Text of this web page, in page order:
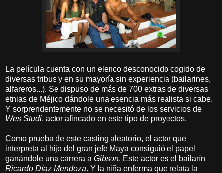
La película cuenta con un elenco desconocido cogido de
diversas tribus y en su mayoría sin experiencia (bailarines,
alfareros...). Se dispuso de más de 700 extras de diversas
etnias de Méjico dándole una esencia más realista si cabe.
Y sorprendentemente no se necesitó de los servicios de
Wes Studi, actor afincado en este tipo de proyectos.
Como prueba de este casting aleatorio, el actor que
interpreta al hijo del gran jefe Maya consiguió el papel
ganándole una carrera a Gibson. Este actor es el bailarín
Ricardo Díaz Mendoza. Y la niña enferma que relata la